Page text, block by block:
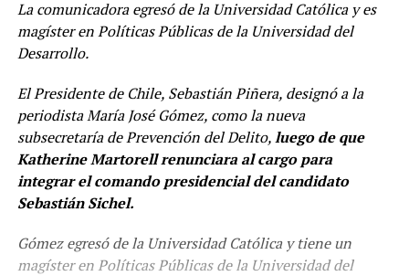
La comunicadora egresó de la Universidad Católica y es
magíster en Políticas Públicas de la Universidad del
Desarrollo.
El Presidente de Chile, Sebastián Piñera, designó a la
periodista María José Gómez, como la nueva
subsecretaría de Prevención del Delito,luego de que
Katherine Martorell renunciara al cargo para
integrar el comando presidencial del candidato
Sebastián Sichel.
Gómez egresó de la Universidad Católica y tiene un
magíster en Políticas Públicas de la Universidad del